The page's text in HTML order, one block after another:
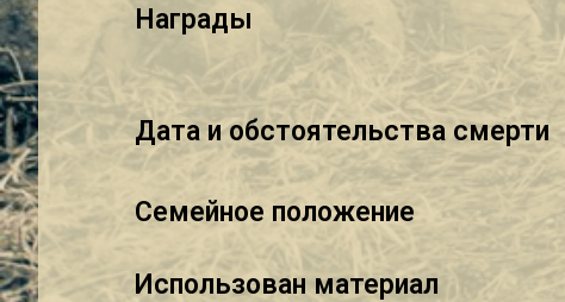
Награды
Дата и обстоятельства смерти
Семейное положение
Использован материал